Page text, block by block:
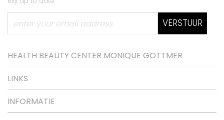
VERSTUUR
HEALTH BEAUTY CENTER MONIQUE GOTTMER
LINKS
INFORMATIE